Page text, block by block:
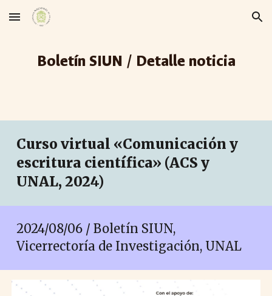
Skip to main content Skip to navigation
Boletín SIUN / Detalle noticia
Curso virtual «Comunicación y
escritura científica» (ACS y
UNAL, 2024)
2024/08/06 / Boletín SIUN,
Vicerrectoría de Investigación, UNAL